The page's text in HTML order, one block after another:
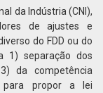
da Indústria (CNI),
de ajustes e
do FDD ou do
1) separação dos
da competência
para propor a lei